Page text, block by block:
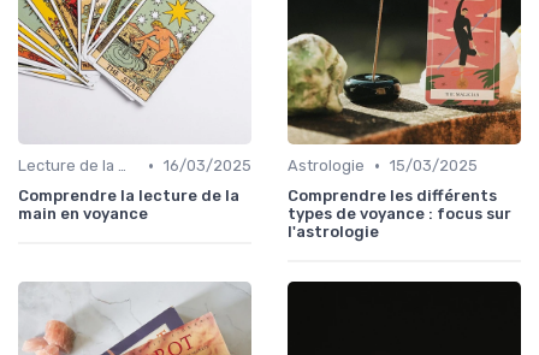
Lecture de la main • 16/03/2025
Comprendre la lecture de la
main en voyance
Astrologie • 15/03/2025
Comprendre les différents
types de voyance : focus sur
l'astrologie